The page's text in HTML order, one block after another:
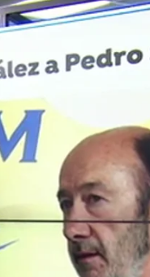
pide a "los apartados" que se